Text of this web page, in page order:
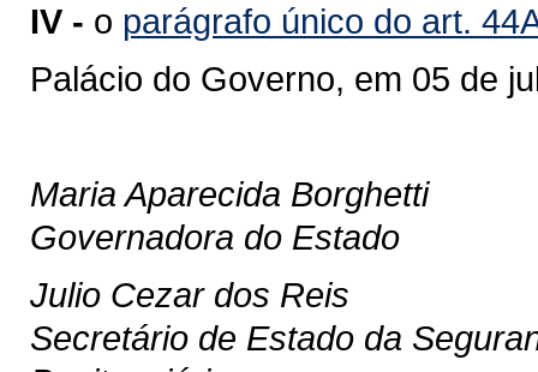
IV - o parágrafo único do art.
Palácio do Governo, em 05 de
Maria Aparecida Borghetti
Governadora do Estado
Julio Cezar dos Reis
Secretário de Estado da